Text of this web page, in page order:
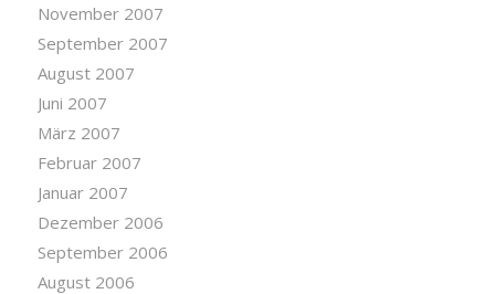
November 2007
September 2007
August 2007
Juni 2007
März 2007
Februar 2007
Januar 2007
Dezember 2006
September 2006
August 2006